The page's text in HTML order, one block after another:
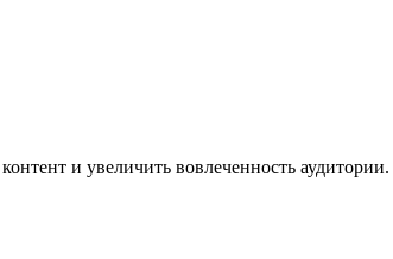
и увеличить вовлеченность аудитории.